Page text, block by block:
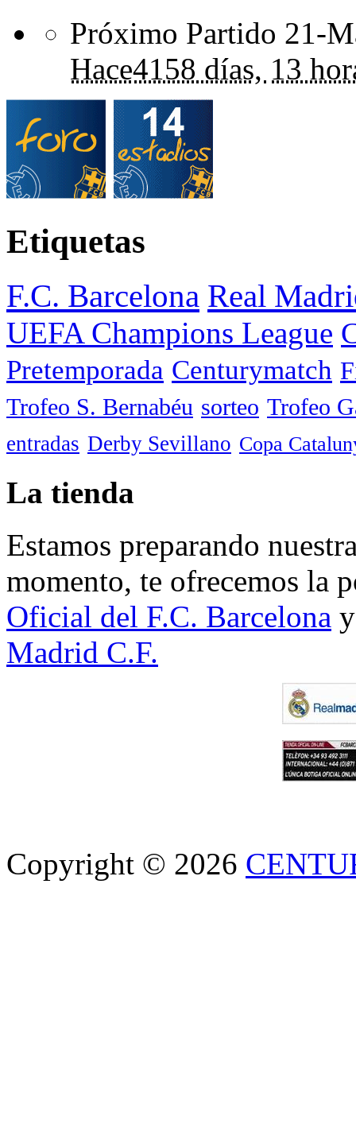
Próximo Partido 21-
Hace4158 días, 13
Etiquetas
F.C. Barcelona Real
UEFA Champions League
Pretemporada Centurymatch
Trofeo S. Bernabéu sorteo Trofeo
entradas Derby Sevillano Copa
La tienda
Estamos preparando
momento, te ofrecemos la
Oficial del F.C. Barcelona
Madrid C.F.
Copyright © 2026